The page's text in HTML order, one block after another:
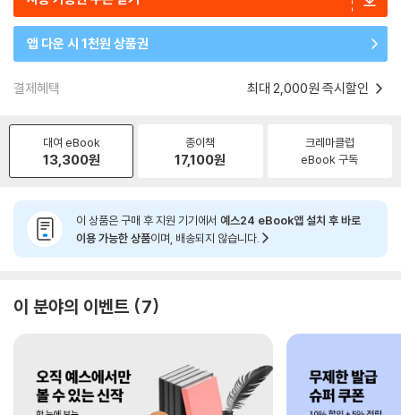
앱 다운 시 1천원 상품권
결제혜택 최대 2,000원 즉시할인
대여 eBook
13,300원
종이책
17,100원
크레마클럽
eBook 구독
이 상품은 구매 후 지원 기기에서 예스24 eBook앱 설치 후 바로
이용 가능한 상품이며, 배송되지 않습니다.
이 분야의 이벤트 7